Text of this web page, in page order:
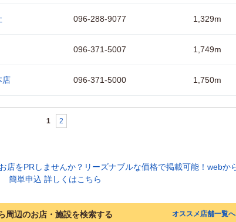
096-288-9077 1,329m
096-371-5007 1,749m
店 096-371-5000 1,750m
1 2
周辺のお店・施設を検索する オススメ店舗一覧へ